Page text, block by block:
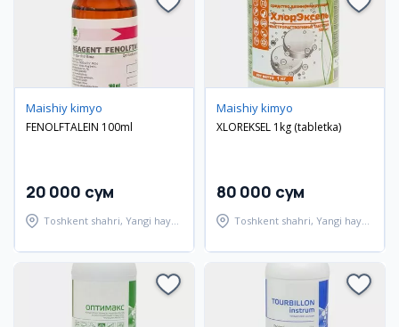
Maishiy kimyo
FENOLFTALEIN 100ml
20 000 сум
Toshkent shahri, Yangi hayot
Maishiy kimyo
XLOREKSEL 1kg (tabletka)
80 000 сум
Toshkent shahri, Yangi hayot